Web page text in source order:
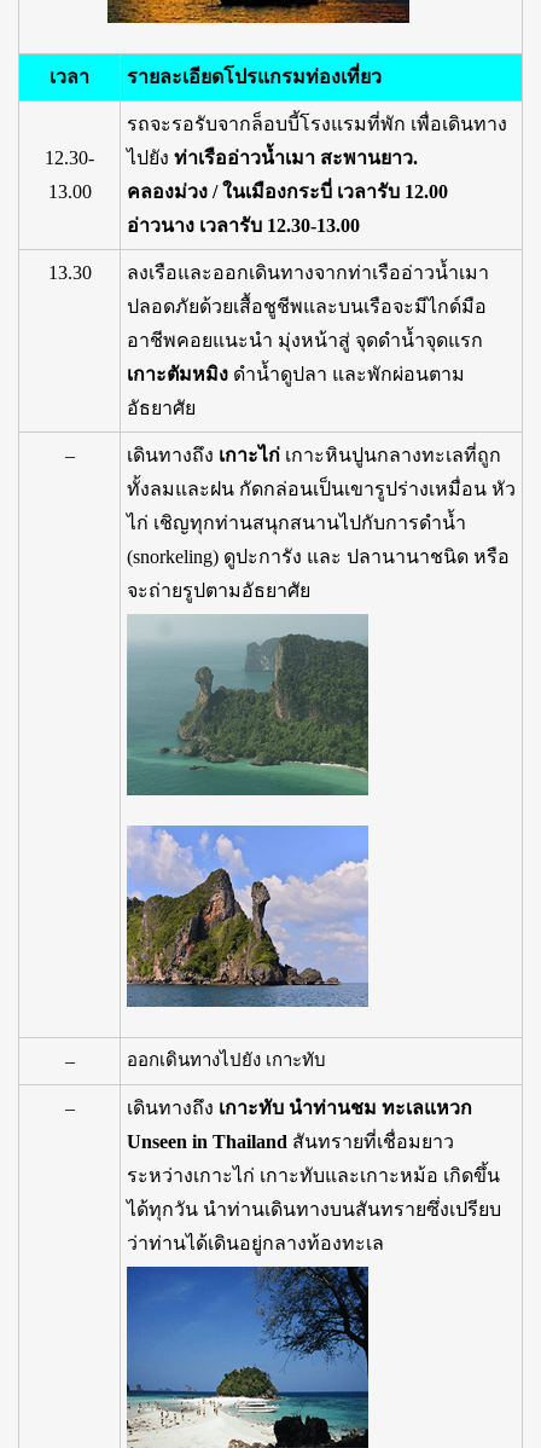
เวลา รายละเอียดโปรแกรมท่องเที่ยว
12.30-
13.00
รถจะรอรับจากล็อบบี้โรงแรมที่พัก เพื่อเดินทาง
ไปยัง ท่าเรืออ่าวน้ำเมา สะพานยาว.
คลองม่วง / ในเมืองกระบี่ เวลารับ 12.00
อ่าวนาง เวลารับ 12.30-13.00
13.30
ลงเรือและออกเดินทางจากท่าเรืออ่าวน้ำเมา
ปลอดภัยด้วยเสื้อชูชีพและบนเรือจะมีไกด์มือ
อาชีพคอยแนะนำ มุ่งหน้าสู่ จุดดำน้ำจุดแรก
เกาะตัมหมิง ดำน้ำดูปลา และพักผ่อนตาม
อัธยาศัย
– เดินทางถึง เกาะไก่ เกาะหินปูนกลางทะเลที่ถูก
ทั้งลมและฝน กัดกล่อนเป็นเขารูปร่างเหมื่อน หัว
ไก่ เชิญทุกท่านสนุกสนานไปกับการดำน้ำ
(snorkeling) ดูปะการัง และ ปลานานาชนิด หรือ
จะถ่ายรูปตามอัธยาศัย
– ออกเดินทางไปยัง เกาะทับ
– เดินทางถึง เกาะทับ นำท่านชม ทะเลแหวก
Unseen in Thailand สันทรายที่เชื่อมยาว
ระหว่างเกาะไก่ เกาะทับและเกาะหม้อ เกิดขึ้น
ได้ทุกวัน นำท่านเดินทางบนสันทรายซึ่งเปรียบ
ว่าท่านได้เดินอยู่กลางท้องทะเล